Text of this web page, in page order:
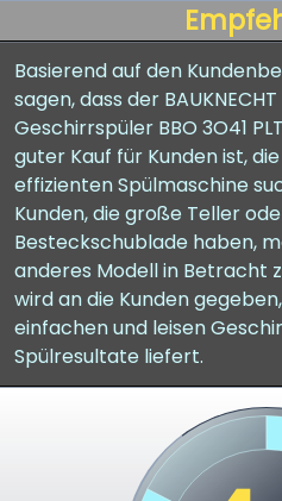
Basierend auf den
sagen, dass der
Geschirrspüler BBO 3O41
guter Kauf für Kunden ist,
effizienten Spülmaschine
Kunden, die große Teller
Besteckschublade haben,
anderes Modell in Betracht
wird an die Kunden
einfachen und leisen
Spülresultate liefert.